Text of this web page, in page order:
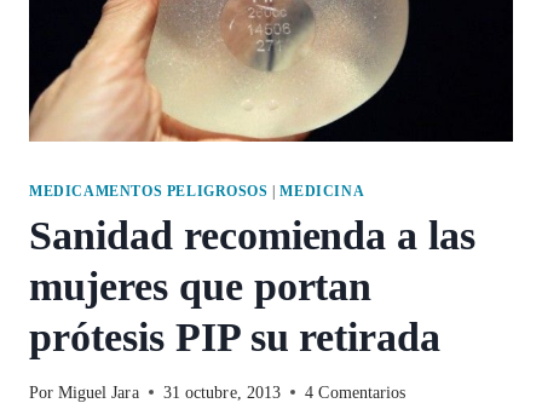
MEDICAMENTOS PELIGROSOS |MEDICINA
Sanidad recomienda a las
mujeres que portan
prótesis PIP su retirada
Por Miguel Jara 31 octubre, 2013 4 Comentarios